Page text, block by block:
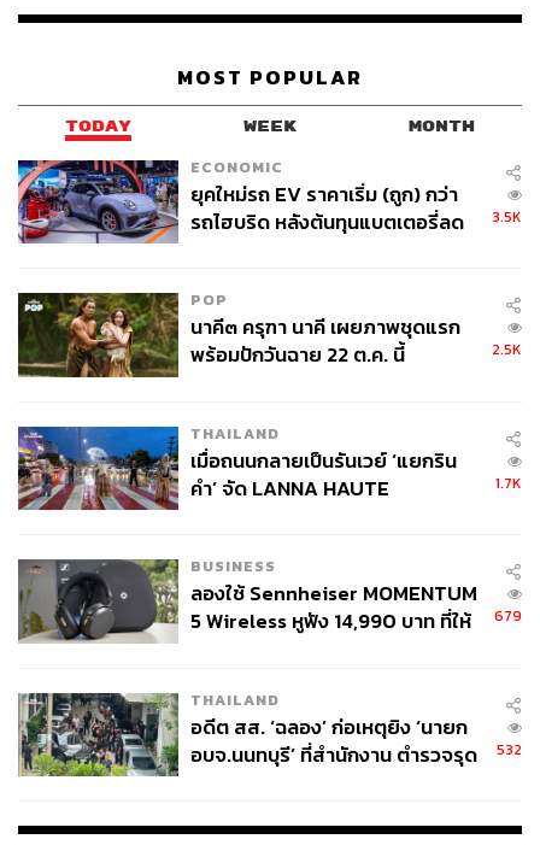
MOST POPULAR
TODAY WEEK MONTH
ECONOMIC
ยุคใหม่รถ EV ราคาเริ่ม (ถูก) กว่า
รถไฮบริด หลังต้นทุนแบตเตอรี่ลด
3.5K
POP
นาคี๓ ครุฑา นาคี เผยภาพชุดแรก
พร้อมปักวันฉาย 22 ต.ค. นี้
2.5K
THAILAND
เมื่อถนนกลายเป็นรันเวย์ ‘แยกริน
คำ’ จัด LANNA HAUTE
1.7K
BUSINESS
ลองใช้ Sennheiser MOMENTUM
5 Wireless หูฟัง 14,990 บาท ที่ให้
679
THAILAND
อดีต สส. ‘ฉลอง’ ก่อเหตุยิง ‘นายก
อบจ.นนทบุรี’ ที่สำนักงาน ตำรวจรุด
532